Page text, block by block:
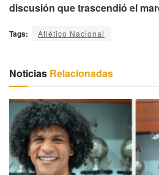
discusión que trascendió el
Tags: Atlético Nacional
Noticias Relacionadas